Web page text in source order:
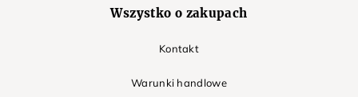
Wszystko o zakupach
Kontakt
Warunki handlowe